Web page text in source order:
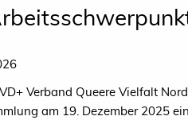
Verband Queere Vielfalt
am 19. Dezember 2025